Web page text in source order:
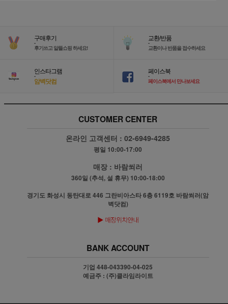
구매후기
-
후기쓰고 알뜰쇼핑 하세요!
교환/반품
-
교환이나 반품을 접수하세요
인스타그램
-
암벽닷컴
페이스북
-
페이스북에서 만나보세요
CUSTOMER CENTER
온라인 고객센터 :02-6949-4285
평일 10:00-17:00
매장 : 바람쐬러
360일 (추석, 설 휴무) 10:00-18:00
경기도 화성시 동탄대로 446 그란비아스타 6층 6119호 바람쐬러(암
벽닷컴)
BANK ACCOUNT
기업 448-043390-04-025
예금주 : (주)클라임라이트